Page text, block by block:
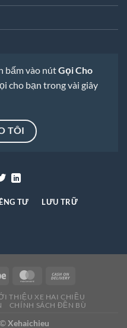
bấm vào nútGọi Cho
cho bạn trong vài giây
TÔI
TƯ LƯU TRỮ
THIỆU XE HAI CHIỀU
CHÍNH SÁCH ĐỀN BÙ
Xehaichieu